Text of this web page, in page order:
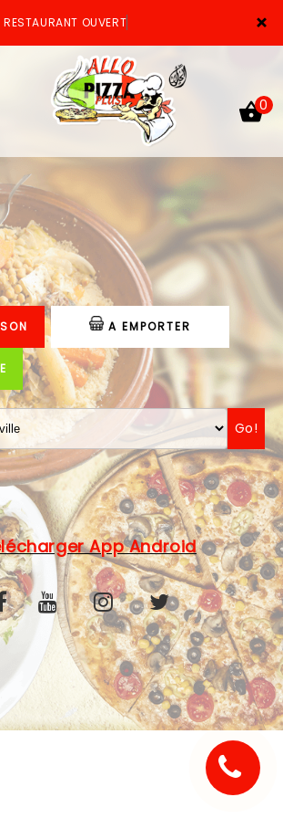
×
RESTAURANT OUVERT
0
A EMPORTER
Go!
App Android